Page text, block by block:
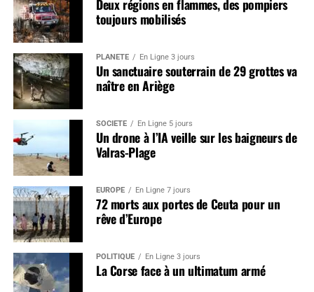
Deux régions en flammes, des pompiers
toujours mobilisés
PLANÈTE En Ligne 3 jours
Un sanctuaire souterrain de 29 grottes va
naître en Ariège
SOCIÉTÉ En Ligne 5 jours
Un drone à l’IA veille sur les baigneurs de
Valras-Plage
EUROPE En Ligne 7 jours
72 morts aux portes de Ceuta pour un
rêve d’Europe
POLITIQUE En Ligne 3 jours
La Corse face à un ultimatum armé